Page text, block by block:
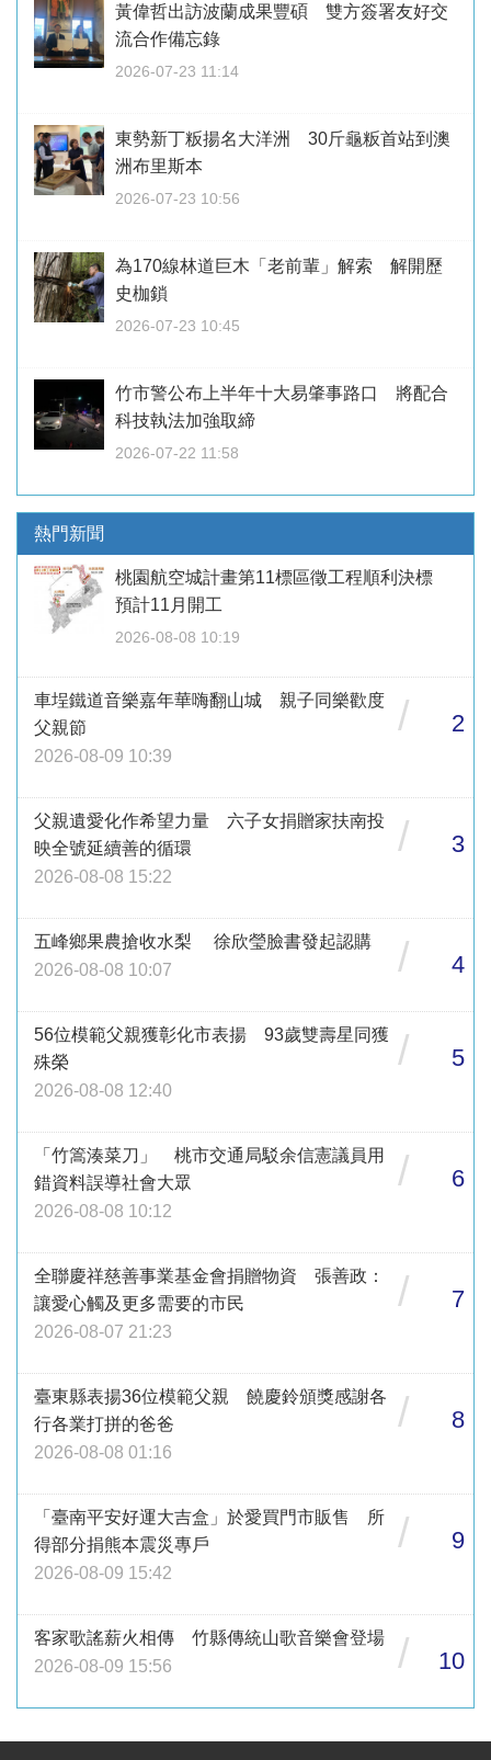
黃偉哲出訪波蘭成果豐碩 雙方簽署友好交
流合作備忘錄
2026-07-23 11:14
東勢新丁粄揚名大洋洲 30斤龜粄首站到澳
洲布里斯本
2026-07-23 10:56
為170線林道巨木「老前輩」解索 解開歷
史枷鎖
2026-07-23 10:45
竹市警公布上半年十大易肇事路口 將配合
科技執法加強取締
2026-07-22 11:58
熱門新聞
桃園航空城計畫第11標區徵工程順利決標
預計11月開工
2026-08-08 10:19
車埕鐵道音樂嘉年華嗨翻山城 親子同樂歡度
父親節
2026-08-09 10:39
/ 2
父親遺愛化作希望力量 六子女捐贈家扶南投
映全號延續善的循環
2026-08-08 15:22
/ 3
五峰鄉果農搶收水梨 徐欣瑩臉書發起認購
2026-08-08 10:07
/ 4
56位模範父親獲彰化市表揚 93歲雙壽星同獲
殊榮
2026-08-08 12:40
/ 5
「竹篙湊菜刀」 桃市交通局駁余信憲議員用
錯資料誤導社會大眾
2026-08-08 10:12
/ 6
全聯慶祥慈善事業基金會捐贈物資 張善政：
讓愛心觸及更多需要的市民
2026-08-07 21:23
/ 7
臺東縣表揚36位模範父親 饒慶鈴頒獎感謝各
行各業打拼的爸爸
2026-08-08 01:16
/ 8
「臺南平安好運大吉盒」於愛買門市販售 所
得部分捐熊本震災專戶
2026-08-09 15:42
/ 9
客家歌謠薪火相傳 竹縣傳統山歌音樂會登場
2026-08-09 15:56
/ 10